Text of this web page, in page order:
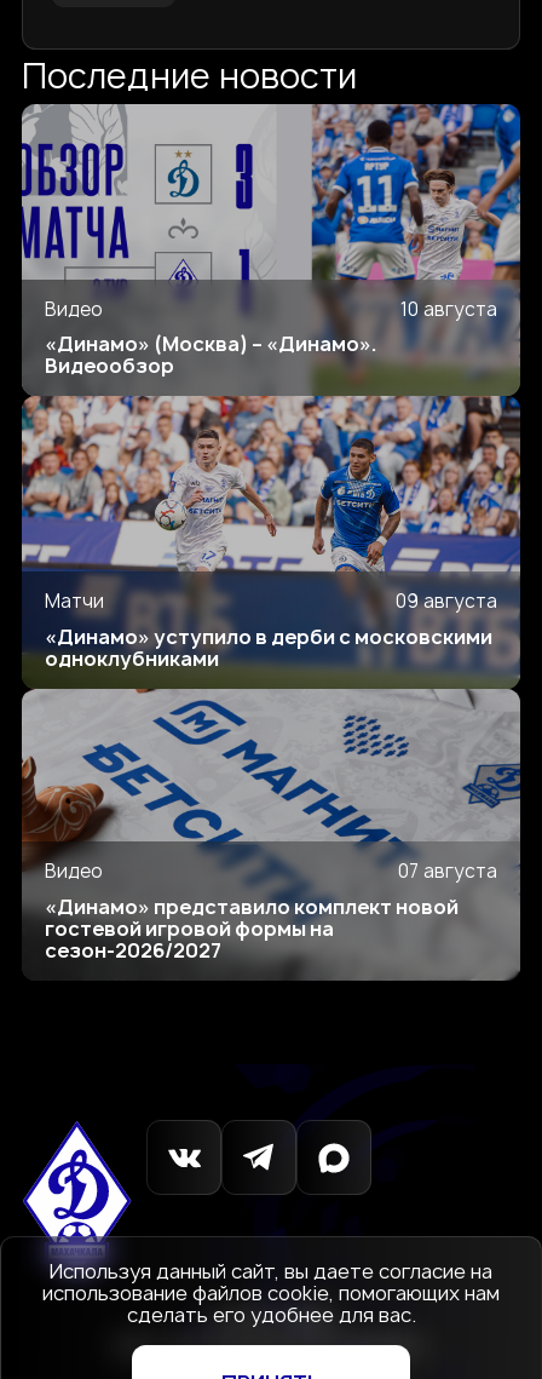
Последние новости
Видео 10 августа
«Динамо» (Москва) – «Динамо».
Видеообзор
Матчи 09 августа
«Динамо» уступило в дерби с московскими
одноклубниками
Видео 07 августа
«Динамо» представило комплект новой
гостевой игровой формы на
сезон-2026/2027
© 1927-2026
АНО «Футбольный клуб Динамо»
Махачкала
Используя данный сайт, вы даете согласие на
использование файлов cookie, помогающих нам
сделать его удобнее для вас.